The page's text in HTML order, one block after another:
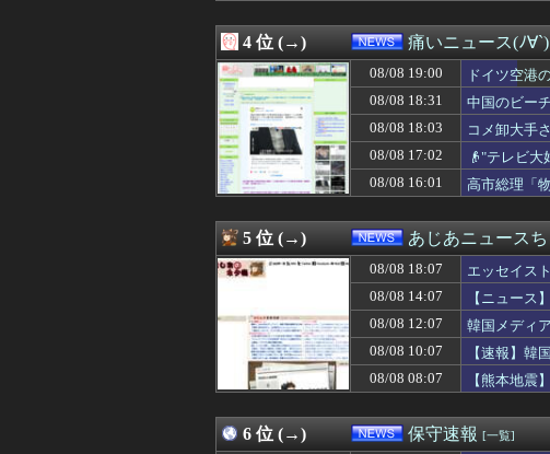
08/08 17:40
中国製自動車、不具合に
08/08 17:39
「私は入りません、 事故
08/08 17:30
『はねバド！』全16巻す
08/08 17:30
【悲報】大竹しのぶ「絶
08/08 17:26
【画像】セブンイレブン
08/08 17:22
【衝撃】テレビ大好き高
08/08 17:15
そのうち消えてなくな
08/08 17:12
【驚愕】悠仁さまがもう
08/08 17:10
【京都大病院】誤って正
08/08 17:04
新婚だけど好きな人がで
08/08 17:03
安かったからGANTZ全巻
08/08 17:02
👴"テレビ大好き"高齢者
【悲報】コカコーラ240
「宝くじの1番賢い買い
08/08 17:00
【東大】2年連続赤字へ
08/08 17:00
人気配信者たいじさん、
08/08 17:00
”サ終” 相次ぐスマホゲ
08/08 16:55
日本赤十字社、韓国の緊
08/08 16:50
【動画】男子が「最初に
08/08 16:39
”サ終” 相次ぐスマホゲ
4 位 (→) 痛いニュース(ﾉ∀`)
08/08 19:00
ドイツ空港
08/08 18:31
中国のビー
08/08 18:03
コメ卸大手
08/08 17:02
👴"テレビ
08/08 16:01
高市総理「
5 位 (→) あじあニュース
08/08 18:07
エッセイス
08/08 14:07
【ニュース
08/08 12:07
韓国メディ
08/08 10:07
【速報】韓
08/08 08:07
【熊本地震
6 位 (→) 保守速報 [一覧]